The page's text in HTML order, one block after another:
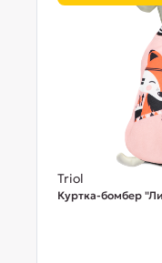
Triol
Куртка-бомбер